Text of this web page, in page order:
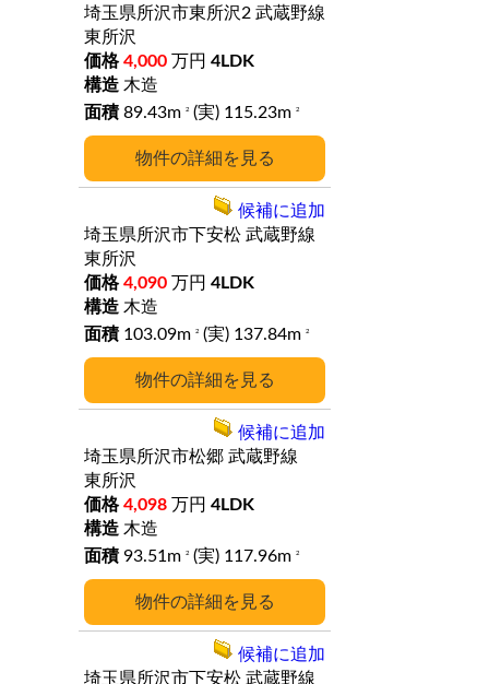
詳細
埼玉県所沢市東所沢2 武蔵野線
東所沢
4,000 万円 4LDK
木造
89.43m
2 (実) 115.23m 2
詳細
埼玉県所沢市下安松 武蔵野線
東所沢
4,090 万円 4LDK
木造
103.09m
2 (実) 137.84m 2
候補に追加
詳細
埼玉県所沢市松郷 武蔵野線
東所沢
4,098 万円 4LDK
木造
93.51m
2 (実) 117.96m 2
候補に追加
埼玉県所沢市下安松 武蔵野線
候補に追加